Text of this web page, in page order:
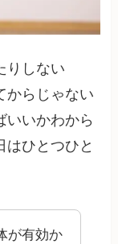
りしない
からじゃない
いいかわから
はひとつひと
が有効か